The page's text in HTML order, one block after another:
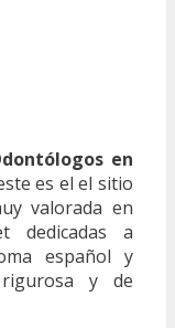
en
es el el sitio
valorada en
dedicadas a
español y
rigurosa y de